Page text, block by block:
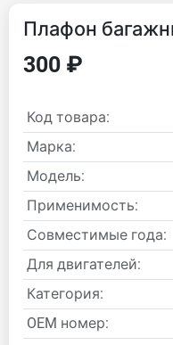
Плафон
300 ₽
Код товара:
Марка:
Модель:
Применимость:
Совместимые года:
Для двигателей:
Категория:
OEM номер: